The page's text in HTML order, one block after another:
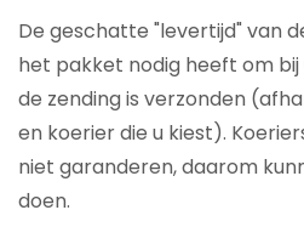
De geschatte "levertijd" van
het pakket nodig heeft om
de zending is verzonden
en koerier die u kiest).
niet garanderen, daarom
doen.